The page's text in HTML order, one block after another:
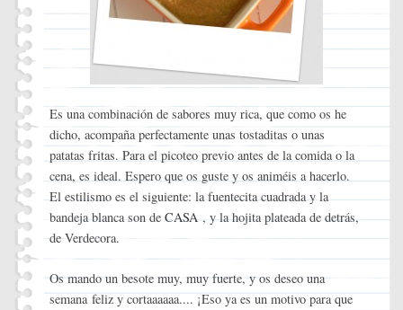
Es una combinación de sabores muy rica, que como os he
dicho, acompaña perfectamente unas tostaditas o unas
patatas fritas. Para el picoteo previo antes de la comida o la
cena, es ideal. Espero que os guste y os animéis a hacerlo.
El estilismo es el siguiente: la fuentecita cuadrada y la
bandeja blanca son de CASA , y la hojita plateada de detrás,
de Verdecora.
Os mando un besote muy, muy fuerte, y os deseo una
semana feliz y cortaaaaaa.... ¡Eso ya es un motivo para que